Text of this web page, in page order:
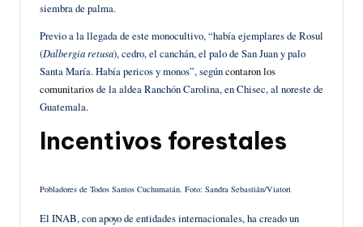
siembra de palma.
Previo a la llegada de este monocultivo, “había ejemplares de Rosul
(Dalbergia retusa), cedro, el canchán, el palo de San Juan y palo
Santa María. Había pericos y monos”, segúncontaron los
comunitariosde la aldea Ranchón Carolina, en Chisec, al noreste de
Guatemala.
Incentivos forestales
Pobladores de Todos Santos Cuchumatán. Foto: Sandra Sebastián/Viatori
El INAB, con apoyo de entidades internacionales, ha creado un